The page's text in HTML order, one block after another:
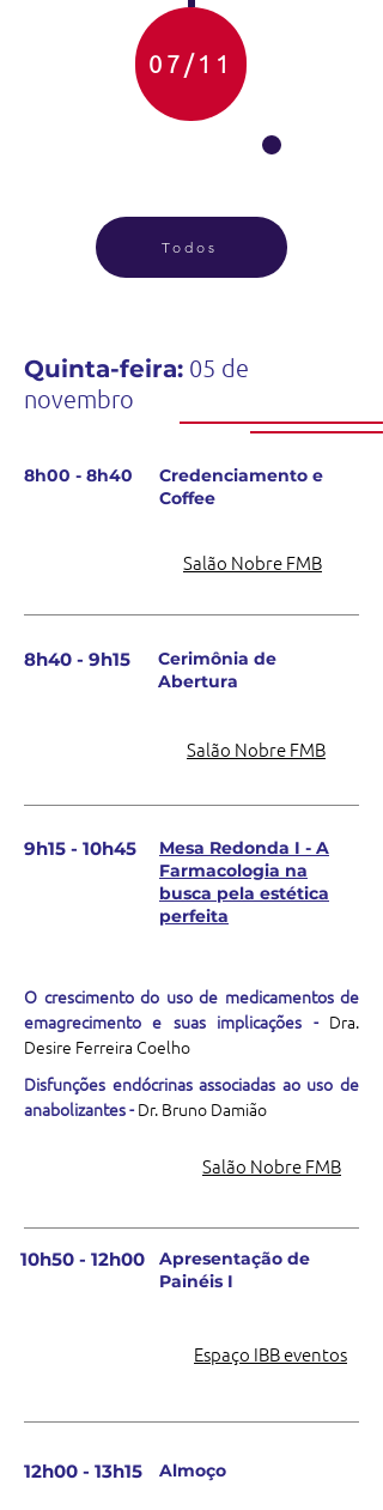
07/11
Todos
Quinta-feira: 05 de
novembro
8h00 - 8h40
Credenciamento e
Coffee
Salão Nobre FMB
8h40 - 9h15
Cerimônia de
Abertura
Salão Nobre FMB
9h15 - 10h45
​Mesa Redonda I - A
Farmacologia na
busca pela estética
perfeita
O crescimento do uso de medicamentos de
emagrecimento e suas implicações - Dra.
Desire Ferreira Coelho
Disfunções endócrinas associadas ao uso de
anabolizantes -Dr. Bruno Damião
Salão Nobre FMB
10h50 - 12h00
Apresentação de
Painéis I
Espaço IBB eventos
12h00 - 13h15 Almoço